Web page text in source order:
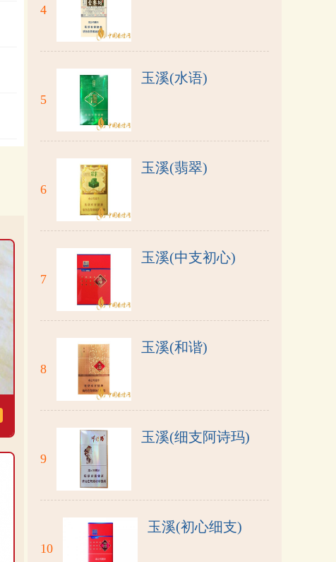
4
5
玉溪(水语)
6
玉溪(翡翠)
7
玉溪(中支初心)
8
玉溪(和谐)
9
玉溪(细支阿诗玛)
10
玉溪(初心细支)